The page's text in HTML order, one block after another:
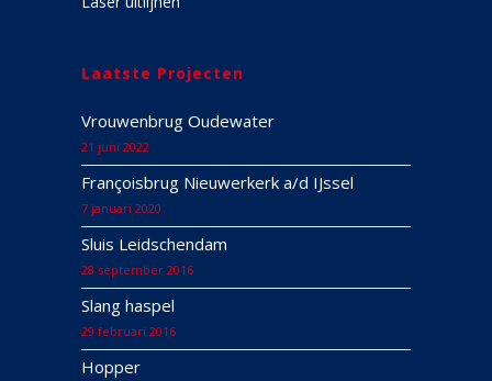
Laatste Projecten
Vrouwenbrug Oudewater
21 juni 2022
Françoisbrug Nieuwerkerk a/d IJssel
7 januari 2020
Sluis Leidschendam
28 september 2016
Slang haspel
29 februari 2016
Hopper